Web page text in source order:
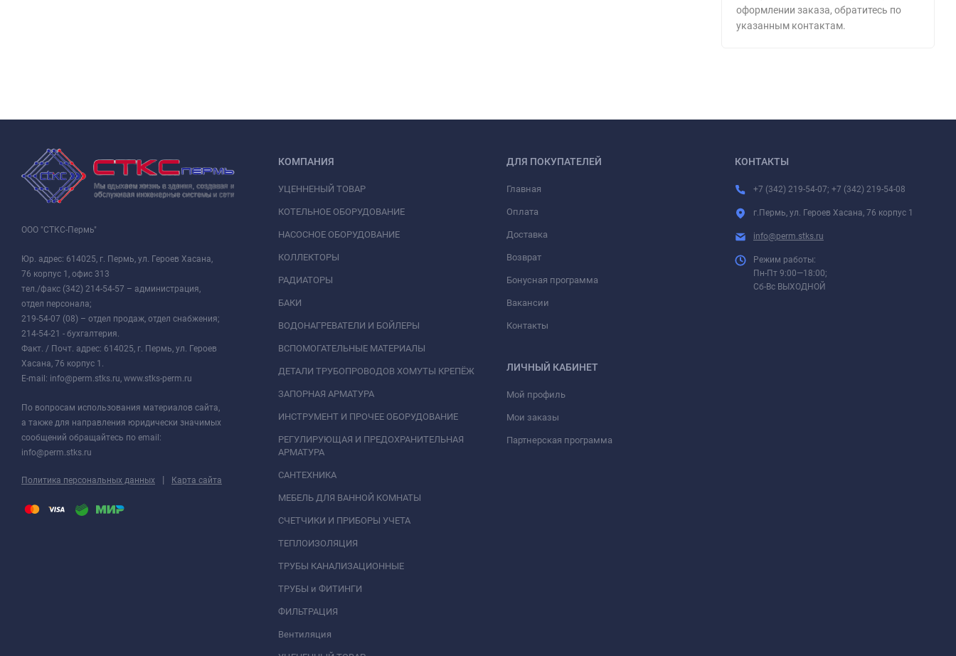
оформлении заказа, обратитесь по
указанным контактам.
ООО "СТКС-Пермь"
Юр. адрес: 614025, г. Пермь, ул. Героев Хасана,
76 корпус 1, офис 313
тел./факс (342) 214-54-57 – администрация,
отдел персонала;
219-54-07 (08) – отдел продаж, отдел снабжения;
214-54-21 - бухгалтерия.
Факт. / Почт. адрес: 614025, г. Пермь, ул. Героев
Хасана, 76 корпус 1.
E-mail: info@perm.stks.ru, www.stks-perm.ru
По вопросам использования материалов сайта,
а также для направления юридически значимых
сообщений обращайтесь по email:
info@perm.stks.ru
Политика персональных данных | Карта сайта
КОМПАНИЯ
УЦЕННЕНЫЙ ТОВАР
КОТЕЛЬНОЕ ОБОРУДОВАНИЕ
НАСОСНОЕ ОБОРУДОВАНИЕ
КОЛЛЕКТОРЫ
РАДИАТОРЫ
БАКИ
ВОДОНАГРЕВАТЕЛИ И БОЙЛЕРЫ
ВСПОМОГАТЕЛЬНЫЕ МАТЕРИАЛЫ
ДЕТАЛИ ТРУБОПРОВОДОВ ХОМУТЫ КРЕПЁЖ
ЗАПОРНАЯ АРМАТУРА
ИНСТРУМЕНТ И ПРОЧЕЕ ОБОРУДОВАНИЕ
РЕГУЛИРУЮЩАЯ И ПРЕДОХРАНИТЕЛЬНАЯ
АРМАТУРА
САНТЕХНИКА
МЕБЕЛЬ ДЛЯ ВАННОЙ КОМНАТЫ
СЧЕТЧИКИ И ПРИБОРЫ УЧЕТА
ТЕПЛОИЗОЛЯЦИЯ
ТРУБЫ КАНАЛИЗАЦИОННЫЕ
ТРУБЫ и ФИТИНГИ
ФИЛЬТРАЦИЯ
Вентиляция
ДЛЯ ПОКУПАТЕЛЕЙ
Главная
Оплата
Доставка
Возврат
Бонусная программа
Вакансии
Контакты
ЛИЧНЫЙ КАБИНЕТ
Мой профиль
Мои заказы
Партнерская программа
КОНТАКТЫ
+7 (342) 219-54-07; +7 (342) 219-54-08
г.Пермь, ул. Героев Хасана, 76 корпус 1
info@perm.stks.ru
Режим работы:
Пн-Пт 9:00—18:00;
Сб-Вс ВЫХОДНОЙ